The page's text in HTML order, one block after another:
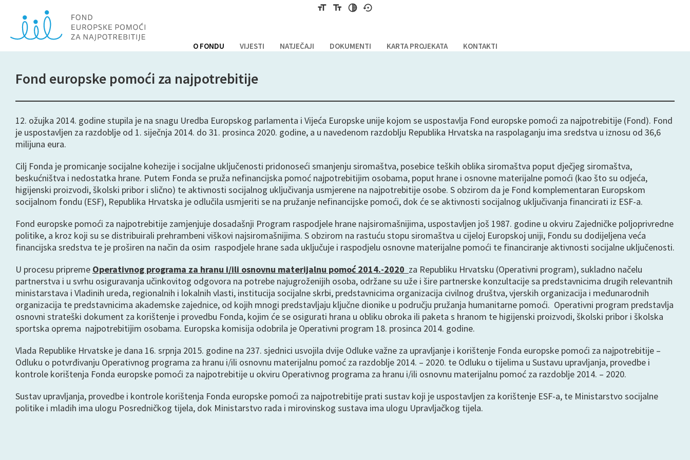
format_size text_fields tonality settings_backup_restore
O FONDU VIJESTI NATJEČAJI DOKUMENTI KARTA PROJEKATA KONTAKTI
Fond europske pomoći za najpotrebitije
12. ožujka 2014. godine stupila je na snagu Uredba Europskog parlamenta i Vijeća Europske unije kojom se uspostavlja Fond europske pomoći za najpotrebitije (Fond). Fond
je uspostavljen za razdoblje od 1. siječnja 2014. do 31. prosinca 2020. godine, a u navedenom razdoblju Republika Hrvatska na raspolaganju ima sredstva u iznosu od 36,6
milijuna eura.
Cilj Fonda je promicanje socijalne kohezije i socijalne uključenosti pridonoseći smanjenju siromaštva, posebice teških oblika siromaštva poput dječjeg siromaštva,
beskućništva i nedostatka hrane. Putem Fonda se pruža nefinancijska pomoć najpotrebitijim osobama, poput hrane i osnovne materijalne pomoći (kao što su odjeća,
higijenski proizvodi, školski pribor i slično) te aktivnosti socijalnog uključivanja usmjerene na najpotrebitije osobe. S obzirom da je Fond komplementaran Europskom
socijalnom fondu (ESF), Republika Hrvatska je odlučila usmjeriti se na pružanje nefinancijske pomoći, dok će se aktivnosti socijalnog uključivanja financirati iz ESF-a.
Fond europske pomoći za najpotrebitije zamjenjuje dosadašnji Program raspodjele hrane najsiromašnijima, uspostavljen još 1987. godine u okviru Zajedničke poljoprivredne
politike, a kroz koji su se distribuirali prehrambeni viškovi najsiromašnijima. S obzirom na rastuću stopu siromaštva u cijeloj Europskoj uniji, Fondu su dodijeljena veća
financijska sredstva te je proširen na način da osim raspodjele hrane sada uključuje i raspodjelu osnovne materijalne pomoći te financiranje aktivnosti socijalne uključenosti.
U procesu pripreme Operativnog programa za hranu i/ili osnovnu materijalnu pomoć 2014.-2020 za Republiku Hrvatsku (Operativni program), sukladno načelu
partnerstva i u svrhu osiguravanja učinkovitog odgovora na potrebe najugroženijih osoba, održane su uže i šire partnerske konzultacije sa predstavnicima drugih relevantnih
ministarstava i Vladinih ureda, regionalnih i lokalnih vlasti, institucija socijalne skrbi, predstavnicima organizacija civilnog društva, vjerskih organizacija i međunarodnih
organizacija te predstavnicima akademske zajednice, od kojih mnogi predstavljaju ključne dionike u području pružanja humanitarne pomoći. Operativni program predstavlja
osnovni strateški dokument za korištenje i provedbu Fonda, kojim će se osigurati hrana u obliku obroka ili paketa s hranom te higijenski proizvodi, školski pribor i školska
sportska oprema najpotrebitijim osobama. Europska komisija odobrila je Operativni program 18. prosinca 2014. godine.
Vlada Republike Hrvatske je dana 16. srpnja 2015. godine na 237. sjednici usvojila dvije Odluke važne za upravljanje i korištenje Fonda europske pomoći za najpotrebitije –
Odluku o potvrđivanju Operativnog programa za hranu i/ili osnovnu materijalnu pomoć za razdoblje 2014. – 2020. te Odluku o tijelima u Sustavu upravljanja, provedbe i
kontrole korištenja Fonda europske pomoći za najpotrebitije u okviru Operativnog programa za hranu i/ili osnovnu materijalnu pomoć za razdoblje 2014. – 2020.
Sustav upravljanja, provedbe i kontrole korištenja Fonda europske pomoći za najpotrebitije prati sustav koji je uspostavljen za korištenje ESF-a, te Ministarstvo socijalne
politike i mladih ima ulogu Posredničkog tijela, dok Ministarstvo rada i mirovinskog sustava ima ulogu Upravljačkog tijela.